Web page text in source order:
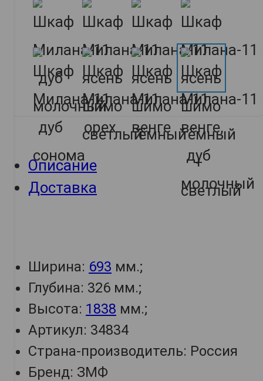
Описание
Доставка
Ширина: 693 мм.;
Глубина: 326 мм.;
Высота: 1838 мм.;
Артикул: 34834
Страна-производитель: Россия
Бренд: ЗМФ